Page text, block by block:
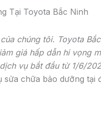
Tại Toyota Bắc Ninh
chúng tôi. Toyota
giá hấp dẫn hi vọng
vụ bắt đầu từ 1/6/
chữa bảo dưỡng tại